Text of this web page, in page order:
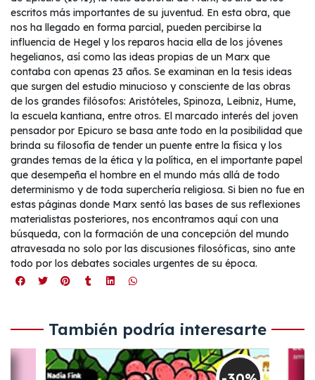
escritos más importantes de su juventud. En esta obra, que
nos ha llegado en forma parcial, pueden percibirse la
influencia de Hegel y los reparos hacia ella de los jóvenes
hegelianos, así como las ideas propias de un Marx que
contaba con apenas 23 años. Se examinan en la tesis ideas
que surgen del estudio minucioso y consciente de las obras
de los grandes filósofos: Aristóteles, Spinoza, Leibniz, Hume,
la escuela kantiana, entre otros. El marcado interés del joven
pensador por Epicuro se basa ante todo en la posibilidad que
brinda su filosofía de tender un puente entre la física y los
grandes temas de la ética y la política, en el importante papel
que desempeña el hombre en el mundo más allá de todo
determinismo y de toda superchería religiosa. Si bien no fue en
estas páginas donde Marx sentó las bases de sus reflexiones
materialistas posteriores, nos encontramos aquí con una
búsqueda, con la formación de una concepción del mundo
atravesada no solo por las discusiones filosóficas, sino ante
todo por los debates sociales urgentes de su época.
También podría interesarte